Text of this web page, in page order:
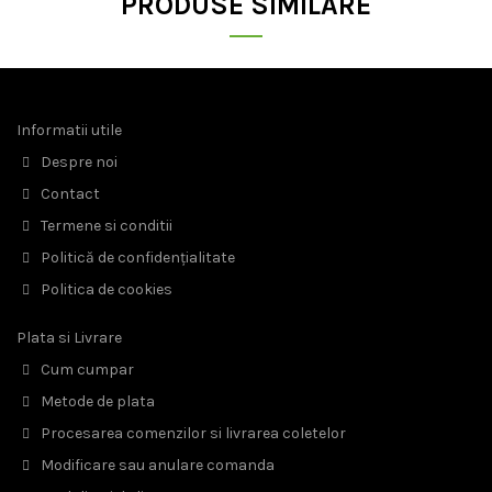
Informatii utile
Despre noi
Contact
Termene si conditii
Politică de confidențialitate
Politica de cookies
Plata si Livrare
Cum cumpar
Metode de plata
Procesarea comenzilor si livrarea coletelor
Modificare sau anulare comanda